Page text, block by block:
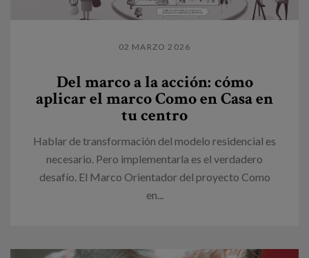
02 MARZO 2026
Del marco a la acción: cómo
aplicar el marco Como en Casa en
tu centro
Hablar de transformación del modelo residencial es
necesario. Pero implementarla es el verdadero
desafío. El Marco Orientador del proyecto Como
en...